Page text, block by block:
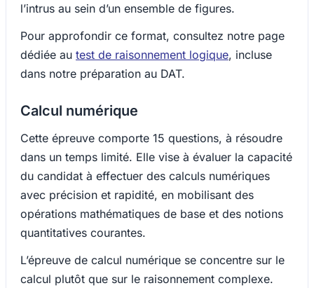
l’intrus au sein d’un ensemble de figures.
Pour approfondir ce format, consultez notre page
dédiée au test de raisonnement logique, incluse
dans notre préparation au DAT.
Calcul numérique
Cette épreuve comporte 15 questions, à résoudre
dans un temps limité. Elle vise à évaluer la capacité
du candidat à effectuer des calculs numériques
avec précision et rapidité, en mobilisant des
opérations mathématiques de base et des notions
quantitatives courantes.
L’épreuve de calcul numérique se concentre sur le
calcul plutôt que sur le raisonnement complexe.